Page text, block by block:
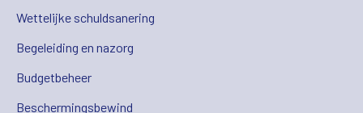
Wettelijke schuldsanering
Begeleiding en nazorg
Budgetbeheer
Beschermingsbewind